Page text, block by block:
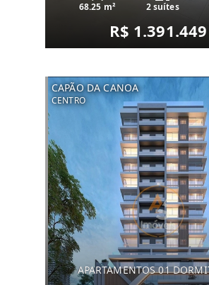
68.25 m² 2 suítes
R$ 1.391.449
CAPÃO DA CANOA
CENTRO
APARTAMENTOS 01